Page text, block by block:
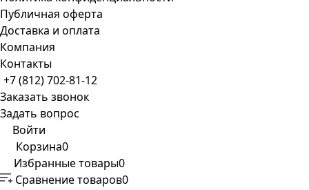
Публичная оферта
Доставка и оплата
Компания
Контакты
+7 (812) 702-81-12
Заказать звонок
Задать вопрос
Войти
Корзина0
Избранные товары0
Сравнение товаров0